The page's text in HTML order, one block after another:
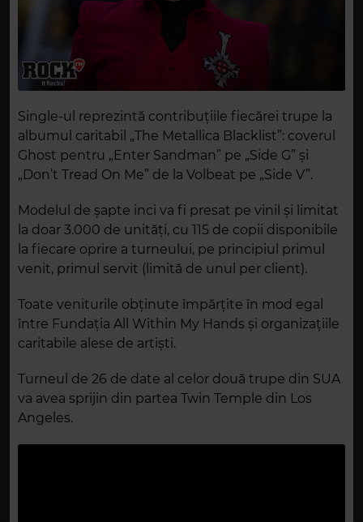
Single-ul reprezintă contribuțiile fiecărei trupe la
albumul caritabil „The Metallica Blacklist”: coverul
Ghost pentru „Enter Sandman” pe „Side G” și
„Don’t Tread On Me” de la Volbeat pe „Side V”.
Modelul de șapte inci va fi presat pe vinil și limitat
la doar 3.000 de unități, cu 115 de copii disponibile
la fiecare oprire a turneului, pe principiul primul
venit, primul servit (limită de unul per client).
Toate veniturile obținute împărțite în mod egal
între Fundația All Within My Hands și organizațiile
caritabile alese de artiști.
Turneul de 26 de date al celor două trupe din SUA
va avea sprijin din partea Twin Temple din Los
Angeles.